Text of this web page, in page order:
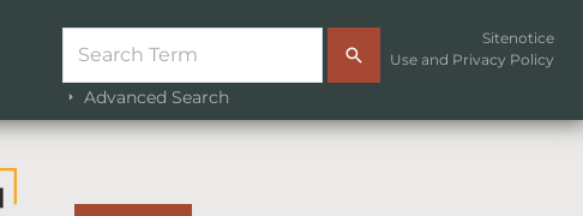
Advanced Search
Sitenotice
Use and Privacy Policy